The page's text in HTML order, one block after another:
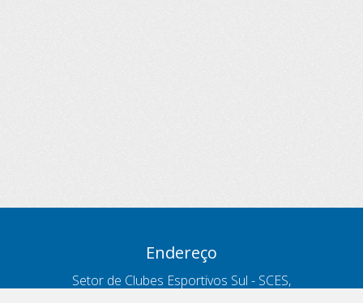
Endereço
Setor de Clubes Esportivos Sul - SCES,